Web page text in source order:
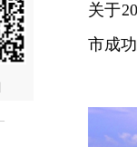
关于
市成